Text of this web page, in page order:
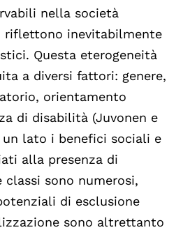
nella società
riflettono inevitabilmente
Questa eterogeneità
a diversi fattori: genere,
orientamento
di disabilità (Juvonen e
un lato i benefici sociali e
alla presenza di
classi sono numerosi,
di esclusione
sono altrettanto